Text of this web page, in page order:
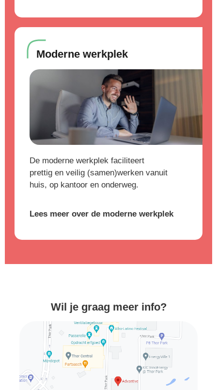
Moderne werkplek
De moderne werkplek faciliteert
prettig en veilig (samen)werken vanuit
huis, op kantoor en onderweg.
Lees meer over de moderne werkplek
Wil je graag meer info?